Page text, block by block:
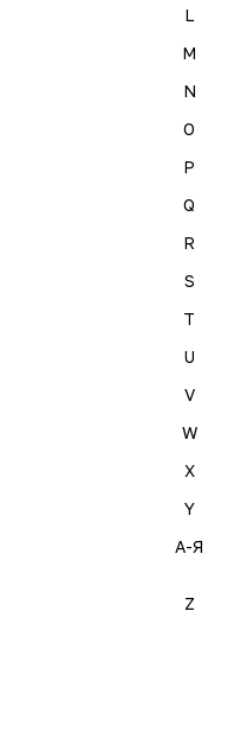
L
M
N
O
P
Q
R
S
T
U
V
W
X
Y
А-Я
Z